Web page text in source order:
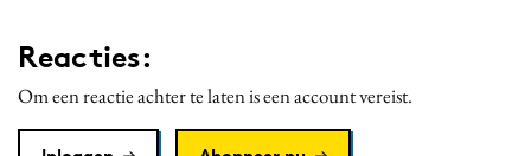
Reacties:
Om een reactie achter te laten is een account vereist.